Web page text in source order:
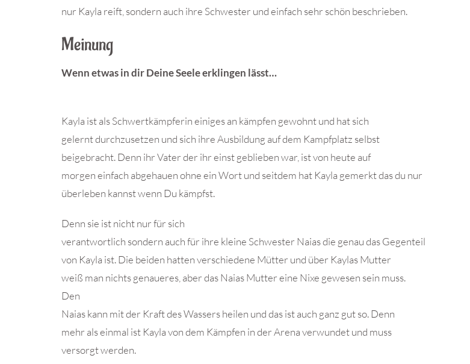
nur Kayla reift, sondern auch ihre Schwester und einfach sehr schön beschrieben.
Meinung
Wenn etwas in dir Deine Seele erklingen lässt…
Kayla ist als Schwertkämpferin einiges an kämpfen gewohnt und hat sich
gelernt durchzusetzen und sich ihre Ausbildung auf dem Kampfplatz selbst
beigebracht. Denn ihr Vater der ihr einst geblieben war, ist von heute auf
morgen einfach abgehauen ohne ein Wort und seitdem hat Kayla gemerkt das du nur
überleben kannst wenn Du kämpfst.
Denn sie ist nicht nur für sich
verantwortlich sondern auch für ihre kleine Schwester Naias die genau das Gegenteil
von Kayla ist. Die beiden hatten verschiedene Mütter und über Kaylas Mutter
weiß man nichts genaueres, aber das Naias Mutter eine Nixe gewesen sein muss.
Den
Naias kann mit der Kraft des Wassers heilen und das ist auch ganz gut so. Denn
mehr als einmal ist Kayla von dem Kämpfen in der Arena verwundet und muss
versorgt werden.